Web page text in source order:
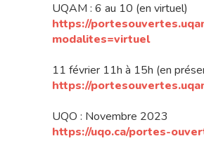
UQAM : 6 au 10 (en virtuel)
https://
modalites=virtuel
11 février 11h à 15h (en
https://
UQO : Novembre 2023
https://uqo.ca/portes-